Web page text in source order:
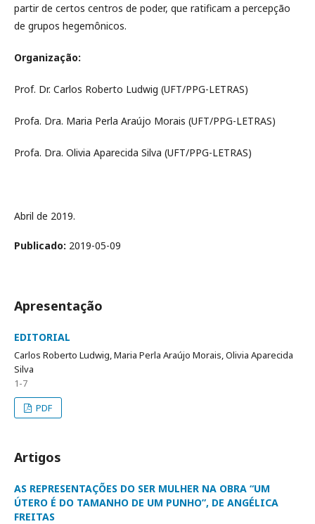
partir de certos centros de poder, que ratificam a percepção
de grupos hegemônicos.
Organização:
Prof. Dr. Carlos Roberto Ludwig (UFT/PPG-LETRAS)
Profa. Dra. Maria Perla Araújo Morais (UFT/PPG-LETRAS)
Profa. Dra. Olivia Aparecida Silva (UFT/PPG-LETRAS)
Abril de 2019.
Publicado: 2019-05-09
Apresentação
EDITORIAL
Carlos Roberto Ludwig, Maria Perla Araújo Morais, Olivia Aparecida
Silva
1-7
PDF
Artigos
AS REPRESENTAÇÕES DO SER MULHER NA OBRA “UM
ÚTERO É DO TAMANHO DE UM PUNHO”, DE ANGÉLICA
FREITAS